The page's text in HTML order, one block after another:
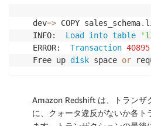
dev=> COPY sales_schema.
INFO: Load into table
ERROR: Transaction 40895
Free up disk space or
Amazon Redshift は、トランザ
に、クォータ違反がないか各ト